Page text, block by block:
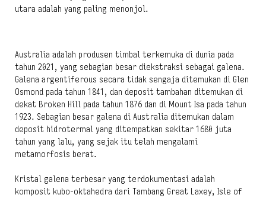
utara adalah yang paling menonjol.
Australia adalah produsen timbal terkemuka di dunia pada
tahun 2021, yang sebagian besar diekstraksi sebagai galena.
Galena argentiferous secara tidak sengaja ditemukan di Glen
Osmond pada tahun 1841, dan deposit tambahan ditemukan di
dekat Broken Hill pada tahun 1876 dan di Mount Isa pada tahun
1923. Sebagian besar galena di Australia ditemukan dalam
deposit hidrotermal yang ditempatkan sekitar 1680 juta
tahun yang lalu, yang sejak itu telah mengalami
metamorfosis berat.
Kristal galena terbesar yang terdokumentasi adalah
komposit kubo-oktahedra dari Tambang Great Laxey, Isle of